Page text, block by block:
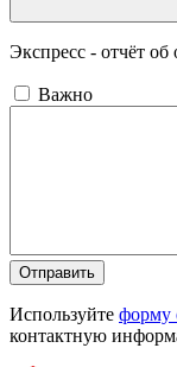
Экспресс - отчёт
Важно
Отправить
Используйте форму
контактную